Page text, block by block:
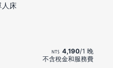
人床
4,190/1 晚
不含稅金和服務費